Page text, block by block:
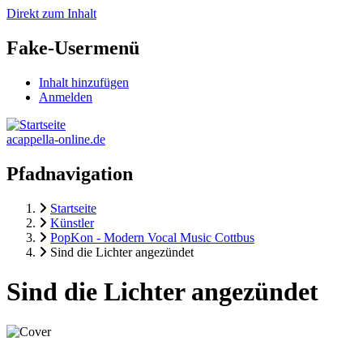
Direkt zum Inhalt
Fake-Usermenü
Inhalt hinzufügen
Anmelden
acappella-online.de
Pfadnavigation
Startseite
Künstler
PopKon - Modern Vocal Music Cottbus
Sind die Lichter angezündet
Sind die Lichter angezündet